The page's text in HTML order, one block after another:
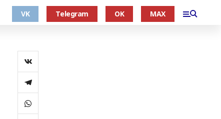
VK Telegram OK MAX